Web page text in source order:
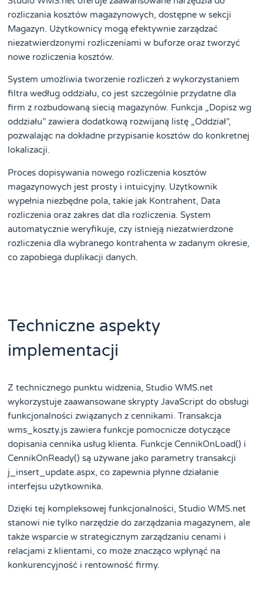
rozliczania kosztów magazynowych, dostępne w sekcji
Magazyn. Użytkownicy mogą efektywnie zarządzać
niezatwierdzonymi rozliczeniami w buforze oraz tworzyć
nowe rozliczenia kosztów.
System umożliwia tworzenie rozliczeń z wykorzystaniem
filtra według oddziału, co jest szczególnie przydatne dla
firm z rozbudowaną siecią magazynów. Funkcja „Dopisz wg
oddziału” zawiera dodatkową rozwijaną listę „Oddział”,
pozwalając na dokładne przypisanie kosztów do konkretnej
lokalizacji.
Proces dopisywania nowego rozliczenia kosztów
magazynowych jest prosty i intuicyjny. Użytkownik
wypełnia niezbędne pola, takie jak Kontrahent, Data
rozliczenia oraz zakres dat dla rozliczenia. System
automatycznie weryfikuje, czy istnieją niezatwierdzone
rozliczenia dla wybranego kontrahenta w zadanym okresie,
co zapobiega duplikacji danych.
Techniczne aspekty
implementacji
Z technicznego punktu widzenia, Studio WMS.net
wykorzystuje zaawansowane skrypty JavaScript do obsługi
funkcjonalności związanych z cennikami. Transakcja
wms_koszty.js zawiera funkcje pomocnicze dotyczące
dopisania cennika usług klienta. Funkcje CennikOnLoad() i
CennikOnReady() są używane jako parametry transakcji
j_insert_update.aspx, co zapewnia płynne działanie
interfejsu użytkownika.
Dzięki tej kompleksowej funkcjonalności, Studio WMS.net
stanowi nie tylko narzędzie do zarządzania magazynem, ale
także wsparcie w strategicznym zarządzaniu cenami i
relacjami z klientami, co może znacząco wpłynąć na
konkurencyjność i rentowność firmy.